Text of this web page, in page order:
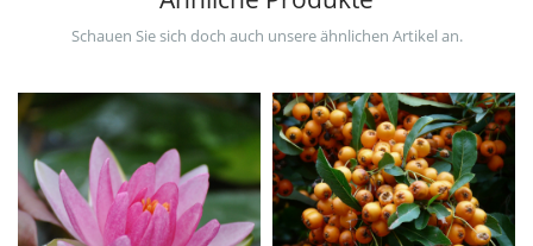
Schauen Sie sich doch auch unsere ähnlichen Artikel an.